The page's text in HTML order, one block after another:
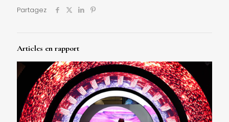
Partagez
Articles en rapport